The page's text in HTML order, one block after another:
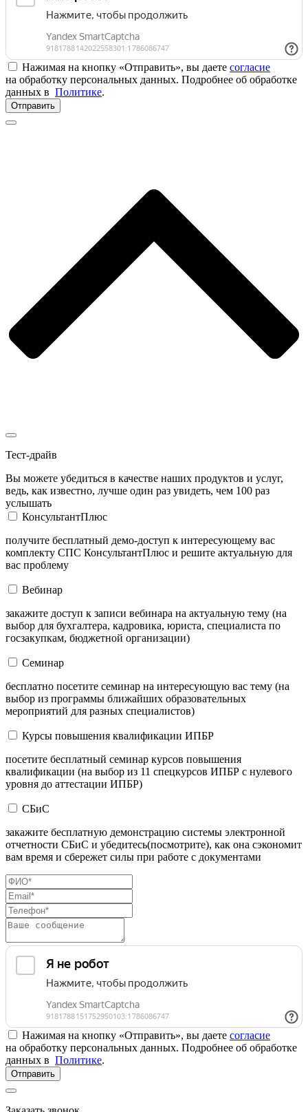
Нажимая на кнопку «Отправить», вы даете согласие
на обработку персональных данных. Подробнее об обработке
данных в Политике.
Отправить
Тест-драйв
Вы можете убедиться в качестве наших продуктов и услуг,
ведь, как известно, лучше один раз увидеть, чем 100 раз
услышать
КонсультантПлюс
получите бесплатный демо-доступ к интересующему вас
комплекту СПС КонсультантПлюс и решите актуальную для
вас проблему
Вебинар
закажите доступ к записи вебинара на актуальную тему (на
выбор для бухгалтера, кадровика, юриста, специалиста по
госзакупкам, бюджетной организации)
Семинар
бесплатно посетите семинар на интересующую вас тему (на
выбор из программы ближайших образовательных
мероприятий для разных специалистов)
Курсы повышения квалификации ИПБР
посетите бесплатный семинар курсов повышения
квалификации (на выбор из 11 спецкурсов ИПБР с нулевого
уровня до аттестации ИПБР)
СБиС
закажите бесплатную демонстрацию системы электронной
отчетности СБиС и убедитесь(посмотрите), как она сэкономит
вам время и сбережет силы при работе с документами
Нажимая на кнопку «Отправить», вы даете согласие
на обработку персональных данных. Подробнее об обработке
данных в Политике.
Отправить